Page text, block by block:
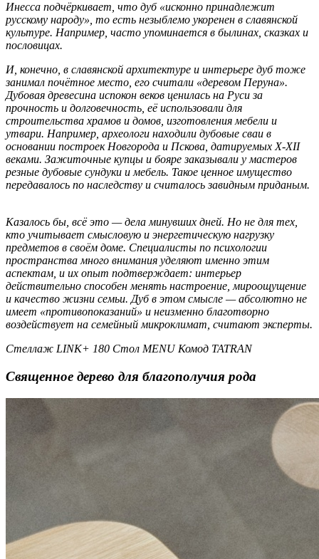
Инесса подчёркивает, что дуб «исконно принадлежит
русскому народу», то есть незыблемо укоренен в славянской
культуре. Например, часто упоминается в былинах, сказках и
пословицах.
И, конечно, в славянской архитектуре и интерьере дуб тоже
занимал почётное место, его считали «деревом Перуна».
Дубовая древесина испокон веков ценилась на Руси за
прочность и долговечность, её использовали для
строительства храмов и домов, изготовления мебели и
утвари. Например, археологи находили дубовые сваи в
основании построек Новгорода и Пскова, датируемых X-XII
веками. Зажиточные купцы и бояре заказывали у мастеров
резные дубовые сундуки и мебель. Такое ценное имущество
передавалось по наследству и считалось завидным приданым.
Казалось бы, всё это — дела минувших дней. Но не для тех,
кто учитывает смысловую и энергетическую нагрузку
предметов в своём доме. Специалисты по психологии
пространства много внимания уделяют именно этим
аспектам, и их опыт подтверждает: интерьер
действительно способен менять настроение, мироощущение
и качество жизни семьи. Дуб в этом смысле — абсолютно не
имеет «противопоказаний» и неизменно благотворно
воздействует на семейный микроклимат, считают эксперты.
Стеллаж LINK+ 180 Стол MENU Комод TATRAN
Священное дерево для благополучия рода